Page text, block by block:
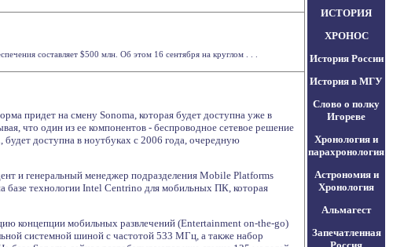
составляет $500 млн. Об этом 16 сентября на круглом . . .
придет на смену Sonoma, которая будет доступна уже в
что один из ее компонентов - беспроводное сетевое решение
доступна в ноутбуках с 2006 года, очередную
и генеральный менеджер подразделения Mobile Platforms
технологии Intel Centrino для мобильных ПК, которая
концепции мобильных развлечений (Entertainment on-the-go)
системной шиной с частотой 533 МГц, а также набор
ИСТОРИЯ
ХРОНОС
История России
История в МГУ
Слово о полку
Игореве
Хронология и
парахронология
Астрономия и
Хронология
Альмагест
Запечатленная